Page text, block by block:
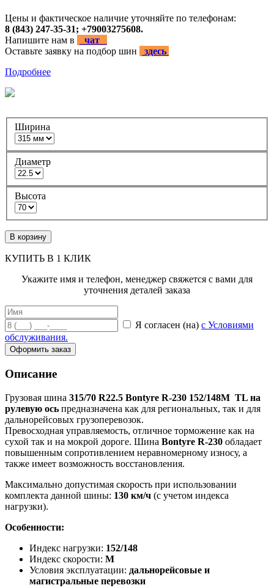
Цены и фактическое наличие уточняйте по телефонам:
8 (843) 247-35-31; +79003275608.
Напишите нам в
чат
Оставьте заявку на подбор шин
здесь
Подробнее
Ширина
Диаметр
Высота
В корзину
КУПИТЬ В 1 КЛИК
Укажите имя и телефон, менеджер свяжется с вами для
уточнения деталей заказа
Я согласен (на) с Условиями
обслуживания.
Оформить заказ
Описание
Грузовая шина 315/70 R22.5 Bontyre R-230 152/148M TL на
рулевую ось предназначена как для региональных, так и для
дальнорейсовых грузоперевозок.
Превосходная управляемость, отличное торможение как на
сухой так и на мокрой дороге. Шина Bontyre R-230 обладает
повышенным сопротивлением неравномерному износу, а
также имеет возможность восстановления.
Максимально допустимая скорость при использовании
комплекта данной шины: 130 км/ч (с учетом индекса
нагрузки).
Особенности:
Индекс нагрузки: 152/148
Индекс скорости: М
Условия эксплуатации: дальнорейсовые и
магистральные перевозки